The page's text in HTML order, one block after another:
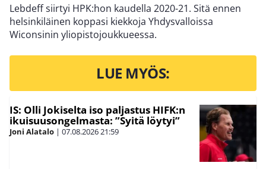
Lebdeff siirtyi HPK:hon kaudella 2020-21. Sitä ennen
helsinkiläinen koppasi kiekkoja Yhdysvalloissa
Wiconsinin yliopistojoukkueessa.
LUE MYÖS:
IS: Olli Jokiselta iso paljastus HIFK:n
ikuisuusongelmasta: ”Syitä löytyi”
Joni Alatalo | 07.08.202621:59